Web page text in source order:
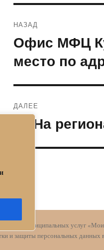
по
записям
НАЗАД
Предыдущая
запись:
Офис МФЦ
место по
ДАЛЕЕ
Следующая
На
и муниципальных услуг
и защиты персональных